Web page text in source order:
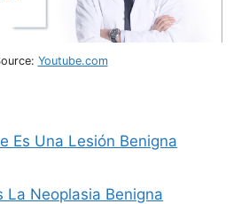
Youtube.com
Es Una Lesión Benigna
La Neoplasia Benigna